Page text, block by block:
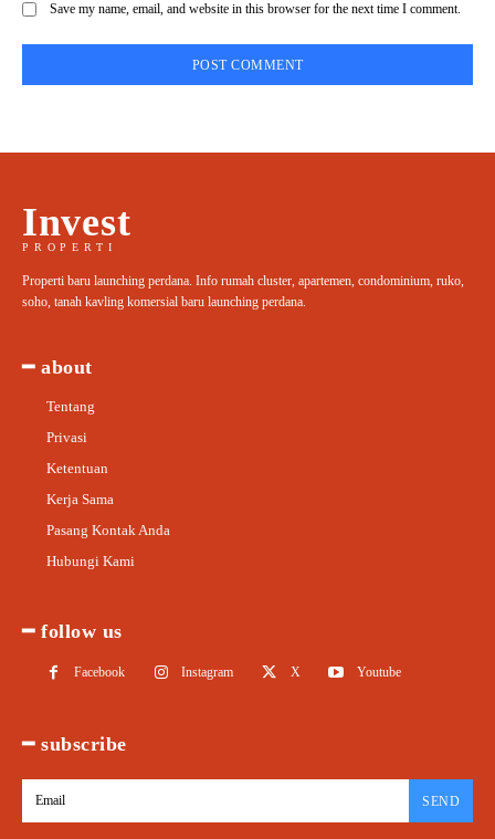
Save my name, email, and website in this browser for the next time I comment.
Invest
PROPERTI
Properti baru launching perdana. Info rumah cluster, apartemen, condominium, ruko,
soho, tanah kavling komersial baru launching perdana.
━ about
Tentang
Privasi
Ketentuan
Kerja Sama
Pasang Kontak Anda
Hubungi Kami
━ follow us
Facebook Instagram X Youtube
━ subscribe
SEND